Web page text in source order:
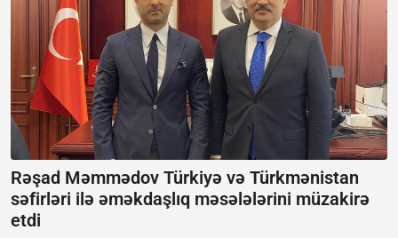
Rəşad Məmmədov Türkiyə və Türkmənistan
səfirləri ilə əməkdaşlıq məsələlərini müzakirə
etdi